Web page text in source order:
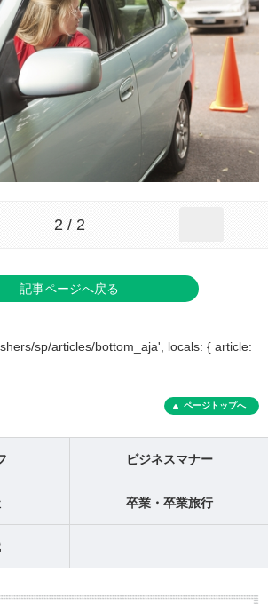
2 / 2
記事ページへ戻る
sp/articles/bottom_aja', locals: { article:
ページトップへ
ビジネスマナー
卒業・卒業旅行